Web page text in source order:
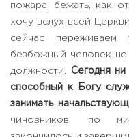
пожара, бежать, как
хочу вслух всей
сейчас
безбожный человек не
должности.
Сегодня
способный к Богу
занимать
чиновников, по